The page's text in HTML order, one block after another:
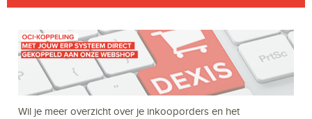
Wil je meer overzicht over je inkooporders en het